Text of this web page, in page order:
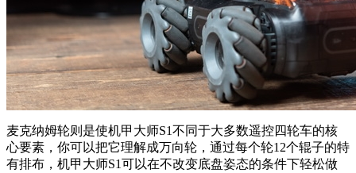
麦克纳姆轮则是使机甲大师S1不同于大多数遥控四轮车的核
心要素，你可以把它理解成万向轮，通过每个轮12个辊子的特
有排布，机甲大师S1可以在不改变底盘姿态的条件下轻松做